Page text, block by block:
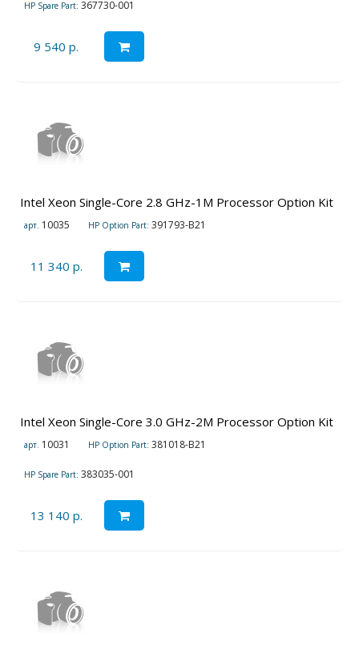
HP Spare Part: 367730-001
9 540 р.
Intel Xeon Single-Core 2.8 GHz-1M Processor Option Kit
арт. 10035 HP Option Part: 391793-B21
11 340 р.
Intel Xeon Single-Core 3.0 GHz-2M Processor Option Kit
арт. 10031 HP Option Part: 381018-B21
HP Spare Part: 383035-001
13 140 р.